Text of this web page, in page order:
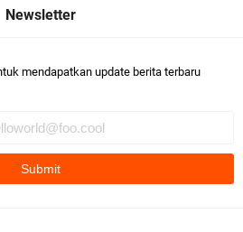
mendapatkan update berita terbaru